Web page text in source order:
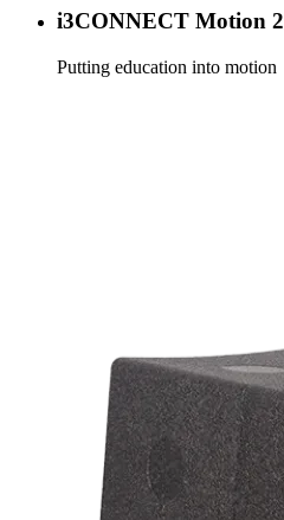
i3CONNECT Motion 2
Putting education into motion